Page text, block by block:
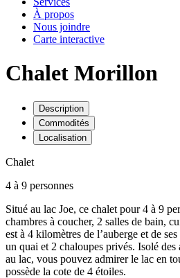
À propos
Nous joindre
Carte interactive
Chalet Morillon
Description
Commodités
Localisation
Chalet
4 à 9 personnes
Situé au lac Joe, ce chalet pour 4 à 9
chambres à coucher, 2 salles de bain,
est à 4 kilomètres de l’auberge et de
un quai et 2 chaloupes privés. Isolé des
au lac, vous pouvez admirer le lac en
possède la cote de 4 étoiles.